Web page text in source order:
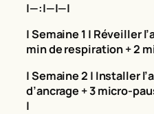
|—:|—|—|
| Semaine 1 | Réveiller
min de respiration + 2
| Semaine 2 | Installer
d’ancrage + 3 micro-
|